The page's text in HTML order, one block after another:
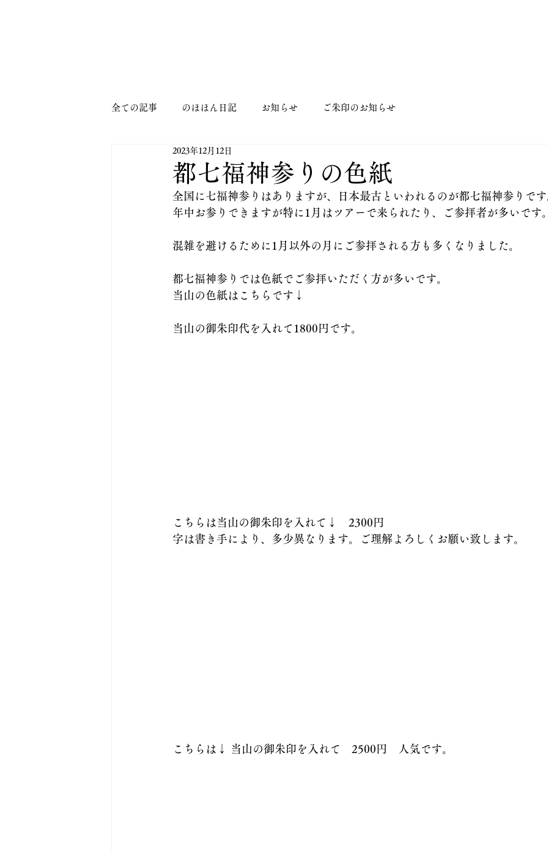
全ての記事 のほほん日記 お知らせ ご朱印のお知らせ
都七福神参りの色紙
2023年12月12日
全国に七福神参りはありますが、日本最古といわれるのが都七福神参りです
年中お参りできますが特に1月はツアーで来られたり、ご参拝者が多いです。
混雑を避けるために1月以外の月にご参拝される方も多くなりました。
都七福神参りでは色紙でご参拝いただく方が多いです。
当山の色紙はこちらです↓
当山の御朱印代を入れて1800円です。
こちらは当山の御朱印を入れて↓　2300円
字は書き手により、多少異なります。ご理解よろしくお願い致します。
こちらは↓ 当山の御朱印を入れて　2500円　人気です。